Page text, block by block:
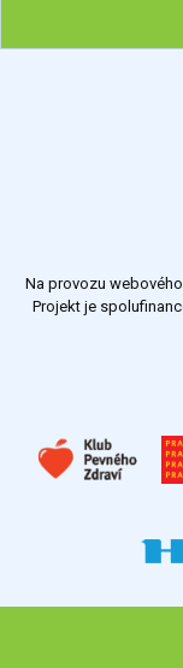
Hubněte s
Chcete poradit s
Výsledky
Na provozu
Projekt je